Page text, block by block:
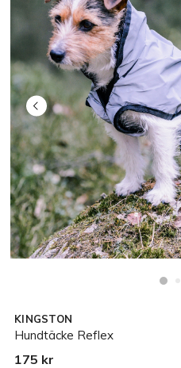
KINGSTON
Hundtäcke Reflex
175 kr